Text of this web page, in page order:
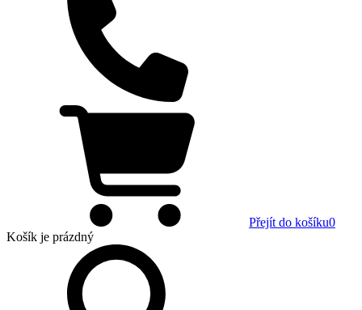
Přejít do košíku0
Košík je prázdný